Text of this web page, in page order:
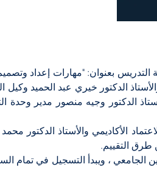
طرق التقييم.